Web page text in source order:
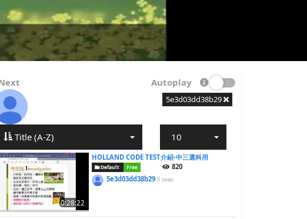
Autoplay
5e3d03dd38b29
Title (A-Z) 10
0:28:22
HOLLAND CODE TEST介紹-中三選科用
Default Free
820
5e3d03dd38b293 years